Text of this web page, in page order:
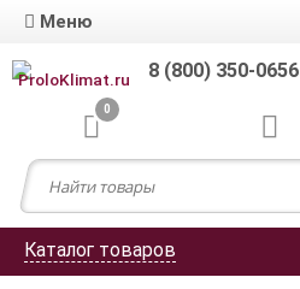
Меню
8 (800) 350-0656
0
Каталог товаров